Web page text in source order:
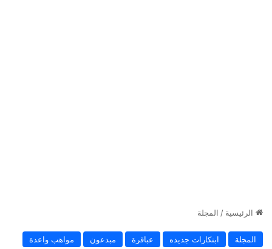
الرئيسية / المجلة
المجلة ابتكارات جديده عباقرة مبدعون مواهب واعدة